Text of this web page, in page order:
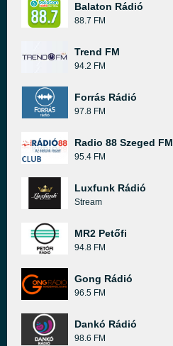
Balaton Rádió
88.7 FM
Trend FM
94.2 FM
Forrás Rádió
97.8 FM
Radio 88 Szeged
95.4 FM
Luxfunk Rádió
Stream
MR2 Petőfi
94.8 FM
Gong Rádió
96.5 FM
Dankó Rádió
98.6 FM